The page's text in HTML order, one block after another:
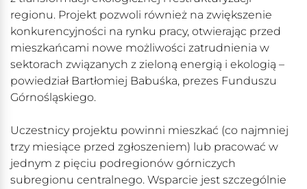
regionu. Projekt pozwoli również na zwiększenie
konkurencyjności na rynku pracy, otwierając przed
mieszkańcami nowe możliwości zatrudnienia w
sektorach związanych z zieloną energią i ekologią –
powiedział Bartłomiej Babuśka, prezes Funduszu
Górnośląskiego.
Uczestnicy projektu powinni mieszkać (co najmniej
trzy miesiące przed zgłoszeniem) lub pracować w
jednym z pięciu podregionów górniczych
subregionu centralnego. Wsparcie jest szczególnie